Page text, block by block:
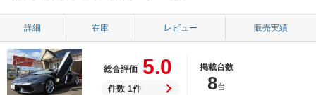
詳細 在庫 レビュー 販売実績
総合評価 5.0
件数 1件
掲載台数
8台